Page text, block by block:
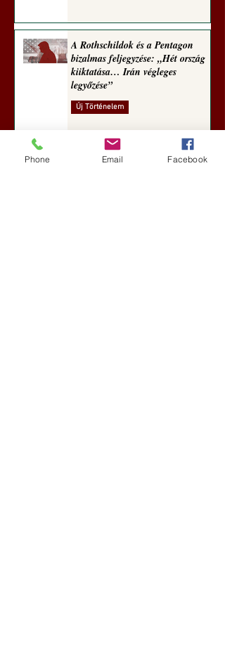
A Rothschildok és a Pentagon
bizalmas feljegyzése: „Hét ország
kiiktatása… Irán végleges
legyőzése”
Új Történelem
Geostratégiai dosszié: a háború,
Phone Email Facebook